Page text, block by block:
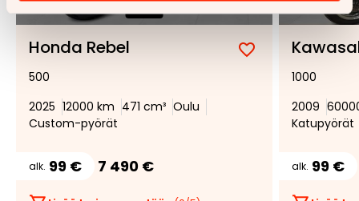
Honda Rebel
Lisää
suosikiksi
Poista
suosikeista
500
2025 12000 km 471 cm³ Oulu
Custom-pyörät
alk. 99 € 7 490 €
1000
2009
Katupyörät
alk. 99 €